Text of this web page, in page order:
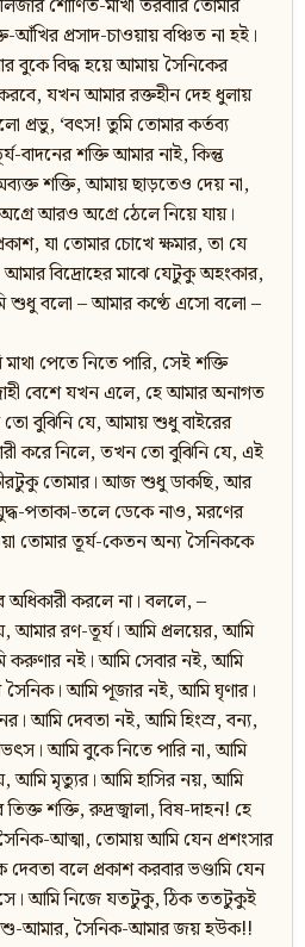
শোণিত-মাখা তরবারি তোমার
আঁখির প্রসাদ-চাওয়ায় বঞ্চিত না হই।
বুকে বিদ্ধ হয়ে আমায় সৈনিকের
যখন আমার রক্তহীন দেহ ধুলায়
প্রভু, ‘বৎস! তুমি তোমার কর্তব্য
বাদনের শক্তি আমার নাই, কিন্তু
শক্তি, আমায় ছাড়তেও দেয় না,
আরও অগ্রে ঠেলে নিয়ে যায়।
যা তোমার চোখে ক্ষমার, তা যে
বিদ্রোহের মাঝে যেটুকু অহংকার,
বলো – আমার কণ্ঠে এসো বলো –
পেতে নিতে পারি, সেই শক্তি
বেশে যখন এলে, হে আমার অনাগত
তো বুঝিনি যে, আমায় শুধু বাইরের
করে নিলে, তখন তো বুঝিনি যে, এই
তোমার। আজ শুধু ডাকছি, আর
পতাকা-তলে ডেকে নাও, মরণের
তোমার তূর্য-কেতন অন্য সৈনিককে
অধিকারী করলে না। বললে, –
আমার রণ-তূর্য। আমি প্রলয়ের, আমি
করুণার নই। আমি সেবার নই, আমি
আমি পূজার নই, আমি ঘৃণার।
আমি দেবতা নই, আমি হিংস্র, বন্য,
আমি বুকে নিতে পারি না, আমি
আমি মৃত্যুর। আমি হাসির নয়, আমি
শক্তি, রুদ্রজ্বালা, বিষ-দাহন! হে
আত্মা, তোমায় আমি যেন প্রশংসার
বলে প্রকাশ করবার ভণ্ডামি যেন
আমি নিজে যতটুকু, ঠিক ততটুকুই
আমার, সৈনিক-আমার জয় হউক!!